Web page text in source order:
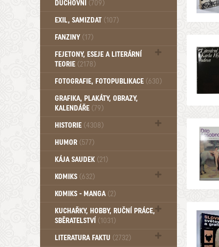
DUCHOVNÍ (709)
Okultismus (110)
EXIL, SAMIZDAT (107)
FANZINY (17)
FEJETONY, ESEJE A LITERÁRNÍ
TEORIE (2178)
Citáty, aforismy, snáře, přísloví,
FOTOGRAFIE, FOTOPUBLIKACE (630)
GRAFIKA, PLAKÁTY, OBRAZY,
KALENDÁŘE (79)
HISTORIE (4308)
Mytologie, Mýty, Báje, Pověsti (203)
HUMOR (577)
KÁJA SAUDEK (21)
KOMIKS (632)
Komiks - Čtyřlístek (234)
KOMIKS - MANGA (2)
KUCHAŘKY, HOBBY, RUČNÍ PRÁCE,
SBĚRATELSTVÍ (1031)
Dům a byt (102)
LITERATURA FAKTU (2732)